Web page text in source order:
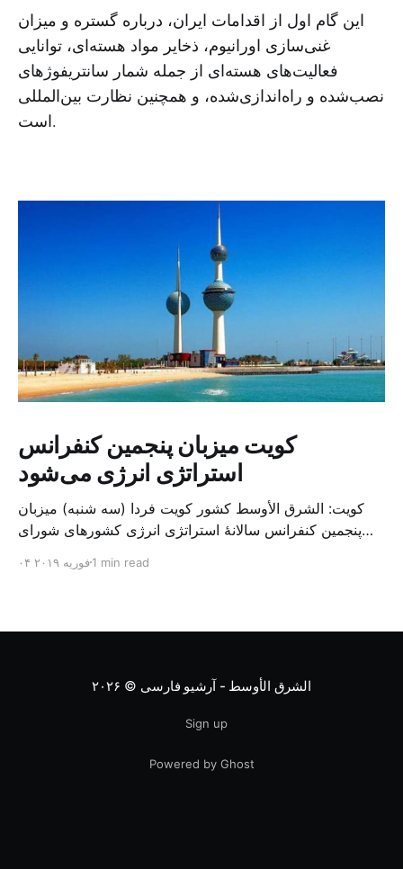
این گام اول از اقدامات ایران، درباره گستره و میزان
غنی‌سازی اورانیوم، ذخایر مواد هسته‌ای، توانایی
فعالیت‌های هسته‌ای از جمله شمار سانتریفوژهای
نصب‌شده و راه‌اندازی‌شده، و همچنین نظارت بین‌المللی
است.
کویت میزبان پنجمین کنفرانس
استراتژی انرژی می‌شود
کویت: الشرق الأوسط کشور کویت فردا (سه شنبه) میزبان
پنجمین کنفرانس سالانهٔ استراتژی انرژی کشورهای شورای
متخصص از شرکت‌های جهانی نفت و گاز در این کنفرانس
۰۴ فوریه ۲۰۱۹1 min read
الشرق الأوسط - آرشیو فارسی © ۲۰۲۶
Sign up
Powered by Ghost